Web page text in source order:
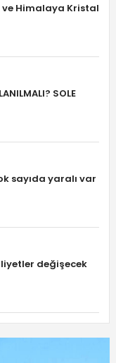
ve Himalaya Kristal
SOLE
sayıda yaralı var
değişecek